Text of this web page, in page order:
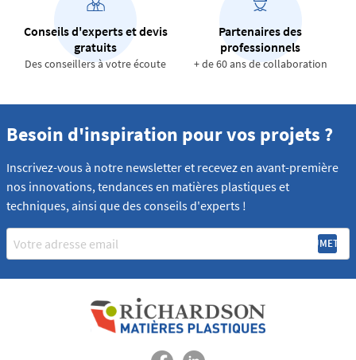
Conseils d'experts et devis
gratuits
Des conseillers à votre écoute
Partenaires des
professionnels
+ de 60 ans de collaboration
Besoin d'inspiration pour vos projets ?
Inscrivez-vous à notre newsletter et recevez en avant-première
nos innovations, tendances en matières plastiques et
techniques, ainsi que des conseils d'experts !
Email